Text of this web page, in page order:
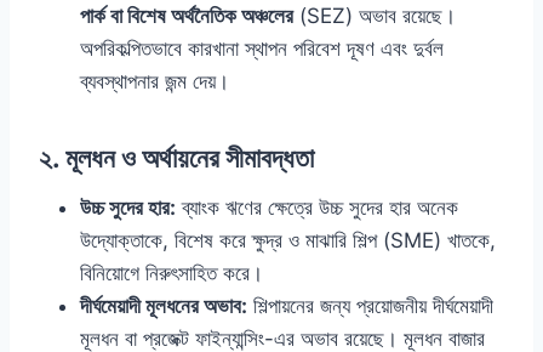
পার্ক বা বিশেষ অর্থনৈতিক অঞ্চলের(SEZ) অভাব রয়েছে।
অপরিকল্পিতভাবে কারখানা স্থাপন পরিবেশ দূষণ এবং দুর্বল
ব্যবস্থাপনার জন্ম দেয়।
২. মূলধন ও অর্থায়নের সীমাবদ্ধতা
উচ্চ সুদের হার: ব্যাংক ঋণের ক্ষেত্রে উচ্চ সুদের হার অনেক
উদ্যোক্তাকে, বিশেষ করে ক্ষুদ্র ও মাঝারি শিল্প (SME) খাতকে,
বিনিয়োগে নিরুৎসাহিত করে।
দীর্ঘমেয়াদী মূলধনের অভাব: শিল্পায়নের জন্য প্রয়োজনীয় দীর্ঘমেয়াদী
মূলধন বা প্রজেক্ট ফাইন্যান্সিং-এর অভাব রয়েছে। মূলধন বাজার